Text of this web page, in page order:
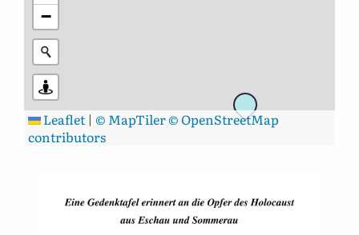
−
Leaflet | © MapTiler© OpenStreetMap
contributors